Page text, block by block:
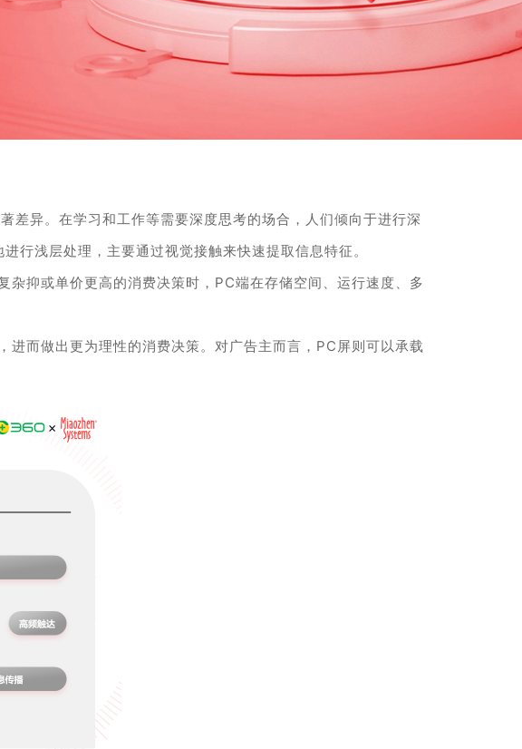
异。在学习和工作等需要深度思考的场合，人们倾向于进行深
进行浅层处理 ，主要通过视觉接触来快速提取信息特征。
抑或单价更高的消费决策时，PC端在存储空间、运行速度、多
而做出更为理性的消费决策。对广告主而言，PC屏则可以承载